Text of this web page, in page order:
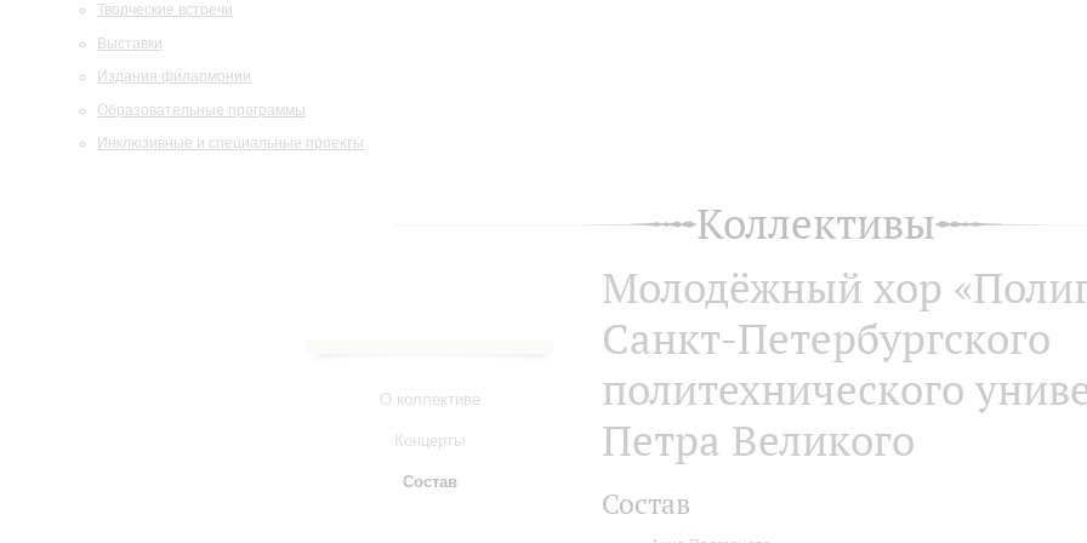
Творческие встречи
Выставки
Издания филармонии
Образовательные программы
Инклюзивные и специальные проекты
Коллективы
О коллективе
Концерты
Состав
Молодёжный хор
Санкт-Петербургского
политехнического
Петра Великого
Состав